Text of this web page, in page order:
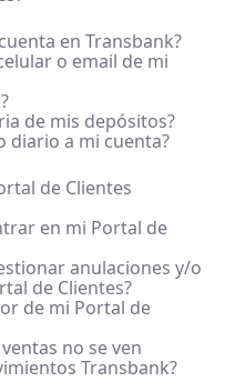
en Transbank?
o email de mi
de mis depósitos?
diario a mi cuenta?
de Clientes
en mi Portal de
anulaciones y/o
de Clientes?
de mi Portal de
no se ven
Transbank?